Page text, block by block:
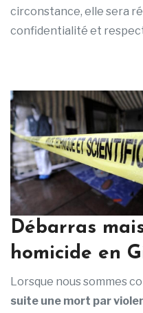
circonstance, elle sera
confidentialité et
Débarras
homicide en
Lorsque nous sommes
suite une mort par